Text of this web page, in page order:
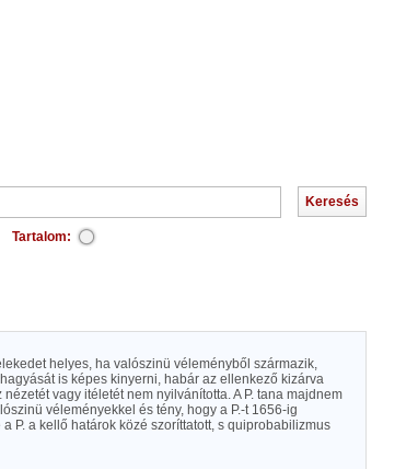
Tartalom:
helyes, ha valószinü véleményből származik,
is képes kinyerni, habár az ellenkező kizárva
vagy itéletét nem nyilvánította. A P. tana majdnem
véleményekkel és tény, hogy a P.-t 1656-ig
P. a kellő határok közé szoríttatott, s quiprobabilizmus